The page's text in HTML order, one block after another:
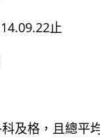
止
及格，且總平